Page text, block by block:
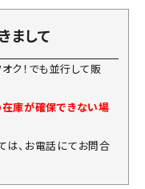
まして
ク！でも並行して販
庫が確保できない場
は、お電話にてお問合